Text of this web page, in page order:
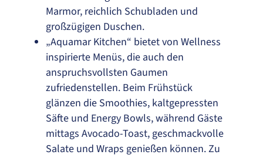
Marmor, reichlich Schubladen und
großzügigen Duschen.
„Aquamar Kitchen“ bietet von Wellness
inspirierte Menüs, die auch den
anspruchsvollsten Gaumen
zufriedenstellen. Beim Frühstück
glänzen die Smoothies, kaltgepressten
Säfte und Energy Bowls, während Gäste
mittags Avocado-Toast, geschmackvolle
Salate und Wraps genießen können. Zu